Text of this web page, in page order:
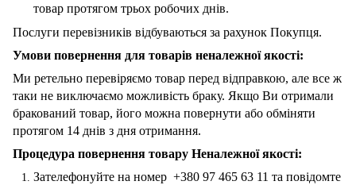
товар протягом трьох робочих днів.
Послуги перевізників відбуваються за рахунок Покупця.
Умови повернення для товарів неналежної якості:
Ми ретельно перевіряємо товар перед відправкою, але все ж
таки не виключаємо можливість браку. Якщо Ви отримали
бракований товар, його можна повернути або обміняти
протягом 14 днів з дня отримання.
Процедура повернення товару Неналежної якості:
Зателефонуйте на номер +380 97 465 63 11 та повідомте